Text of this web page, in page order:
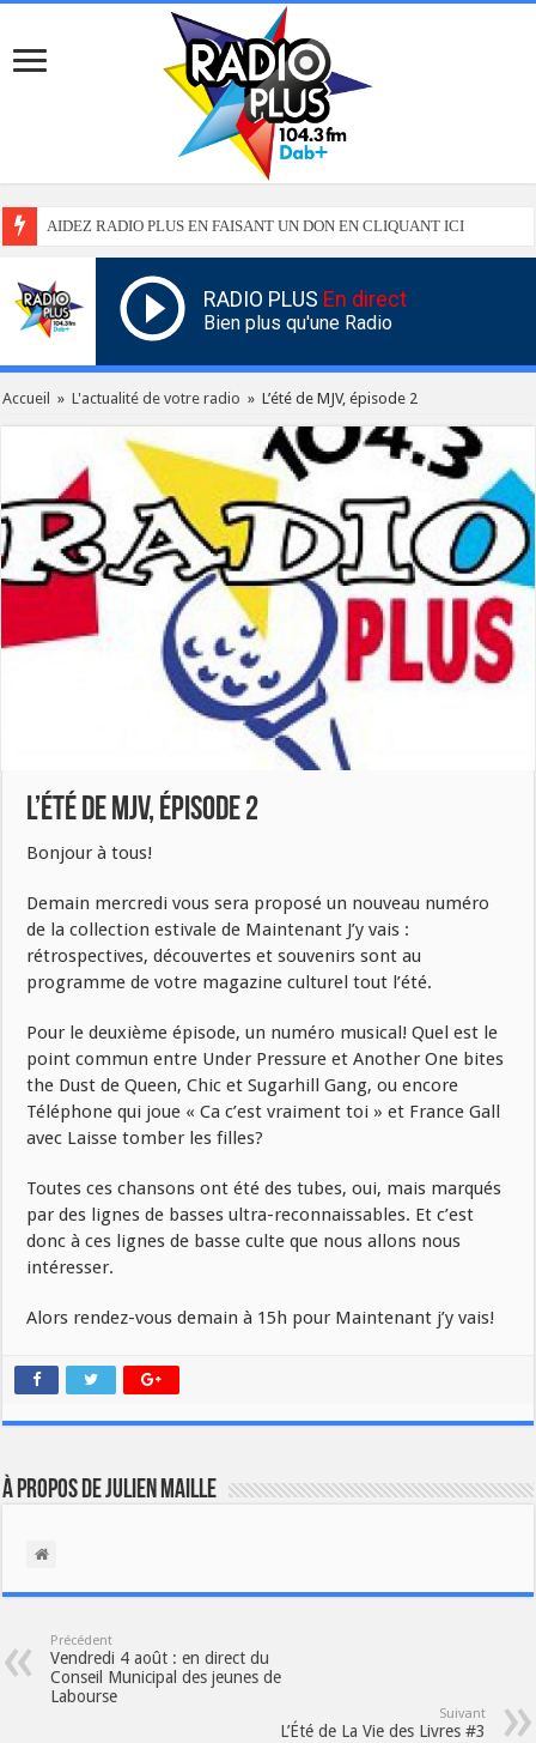
AIDEZ RADIO PLUS EN FAISANT UN DON EN CLIQUANT ICI
RADIO PLUS En direct
Bien plus qu'une Radio
Accueil » L'actualité de votre radio » L’été de MJV, épisode 2
L’été de MJV, épisode 2
Bonjour à tous!
Demain mercredi vous sera proposé un nouveau numéro
de la collection estivale de Maintenant J’y vais :
rétrospectives, découvertes et souvenirs sont au
programme de votre magazine culturel tout l’été.
Pour le deuxième épisode, un numéro musical! Quel est le
point commun entre Under Pressure et Another One bites
the Dust de Queen, Chic et Sugarhill Gang, ou encore
Téléphone qui joue « Ca c’est vraiment toi » et France Gall
avec Laisse tomber les filles?
Toutes ces chansons ont été des tubes, oui, mais marqués
par des lignes de basses ultra-reconnaissables. Et c’est
donc à ces lignes de basse culte que nous allons nous
intéresser.
Alors rendez-vous demain à 15h pour Maintenant j’y vais!
À propos de Julien Maille
Précédent
Vendredi 4 août : en direct du
Conseil Municipal des jeunes de
Labourse
Suivant
L’Été de La Vie des Livres #3